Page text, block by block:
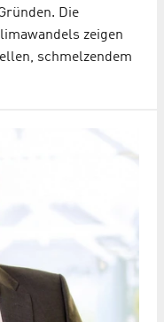
Die
zeigen
schmelzendem